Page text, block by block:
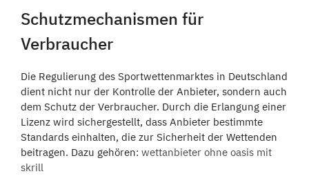
Schutzmechanismen für
Verbraucher
Die Regulierung des Sportwettenmarktes in Deutschland
dient nicht nur der Kontrolle der Anbieter, sondern auch
dem Schutz der Verbraucher. Durch die Erlangung einer
Lizenz wird sichergestellt, dass Anbieter bestimmte
Standards einhalten, die zur Sicherheit der Wettenden
beitragen. Dazu gehören: wettanbieter ohne oasis mit
skrill